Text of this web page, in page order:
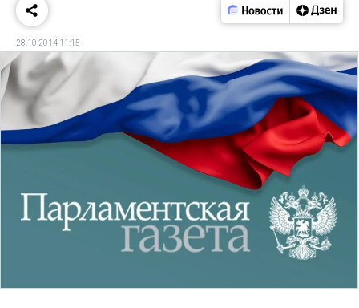
28.10.2014 11:15